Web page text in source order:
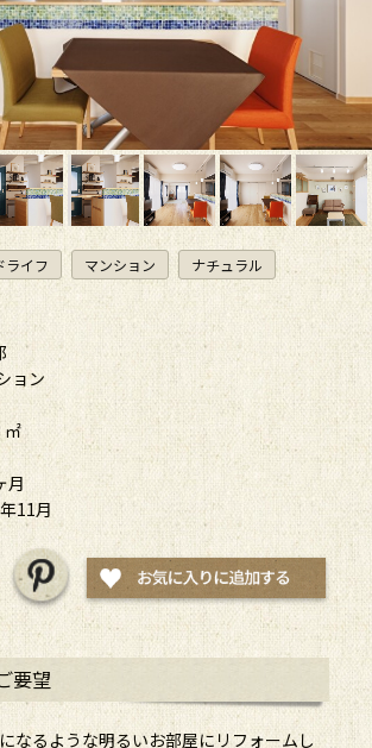
ライフ マンション ナチュラル
ョン
㎡
月
11月
要望
なるような明るいお部屋にリフォームし